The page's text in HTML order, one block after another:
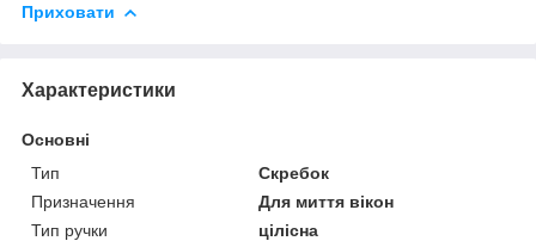
Приховати
Характеристики
Основні
Тип
Скребок
Призначення
Для миття вікон
Тип ручки
цілісна